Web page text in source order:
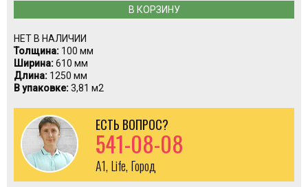
В КОРЗИНУ
НЕТ В НАЛИЧИИ
Толщина: 100 мм
Ширина:610 мм
Длина: 1250 мм
В упаковке:3,81 м2
ЕСТЬ ВОПРОС?
541-08-08
A1, Life, Город